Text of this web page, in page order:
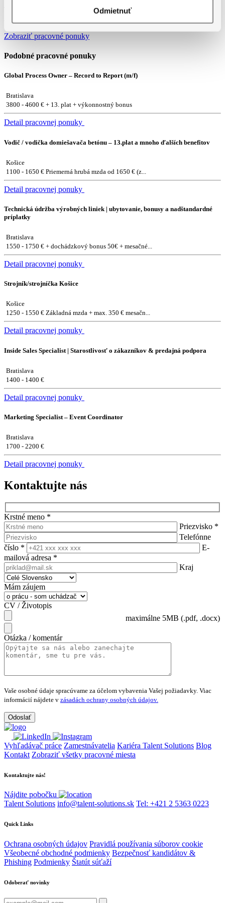
Odmietnuť
Táto pozícia už bola obsadená. Pozrite si prosím naše ďalšie
Zobraziť pracovné ponuky
Podobné pracovné ponuky
Global Process Owner – Record to Report (m/f)
Bratislava
3800 - 4600 € + 13. plat + výkonnostný bonus
Detail pracovnej ponuky
Vodič / vodička domiešavača betónu – 13.plat a mnoho ďalších benefitov
Košice
1100 - 1650 € Priemerná hrubá mzda od 1650 € (z...
Detail pracovnej ponuky
Technická údržba výrobných liniek | ubytovanie, bonusy a nadštandardné
príplatky
Bratislava
1550 - 1750 € + dochádzkový bonus 50€ + mesačné...
Detail pracovnej ponuky
Strojník/strojníčka Košice
Košice
1250 - 1550 € Základná mzda + max. 350 € mesačn...
Detail pracovnej ponuky
Inside Sales Specialist | Starostlivosť o zákazníkov & predajná podpora
Bratislava
1400 - 1400 €
Detail pracovnej ponuky
Marketing Specialist – Event Coordinator
Bratislava
1700 - 2200 €
Detail pracovnej ponuky
Kontaktujte nás
Krstné meno *
Priezvisko *
Telefónne
číslo *
E-
mailová adresa *
Kraj
Mám záujem
CV / Životopis
maximálne 5MB (.pdf, .docx)
Otázka / komentár
Vaše osobné údaje spracúvame za účelom vybavenia Vašej požiadavky. Viac
informácií nájdete v zásadách ochrany osobných údajov.
Vyhľadávač práce Zamestnávatelia Kariéra Talent Solutions Blog
Kontakt Zobraziť všetky pracovné miesta
Kontaktujte nás!
Nájdite pobočku
Talent Solutions info@talent-solutions.sk Tel: +421 2 5363 0223
Quick Links
Ochrana osobných údajov Pravidlá používania súborov cookie
Všeobecné obchodné podmienky Bezpečnosť kandidátov &
Phishing Podmienky Štatút súťaží
Odoberať novinky